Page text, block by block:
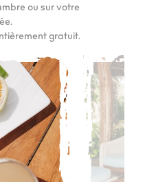
ou sur votre
gratuit.